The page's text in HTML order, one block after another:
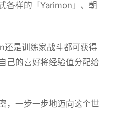
各样的「Yarimon」、朝
还是训练家战斗都可获得
己的喜好将经验值分配给
，一步一步地迈向这个世